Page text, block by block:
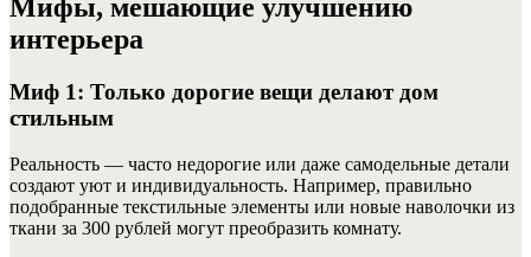
Мифы, мешающие улучшению
интерьера
Миф 1: Только дорогие вещи делают дом
стильным
Реальность — часто недорогие или даже самодельные детали
создают уют и индивидуальность. Например, правильно
подобранные текстильные элементы или новые наволочки из
ткани за 300 рублей могут преобразить комнату.